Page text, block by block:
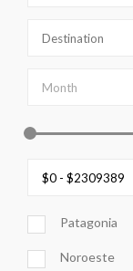
Patagonia
Noroeste